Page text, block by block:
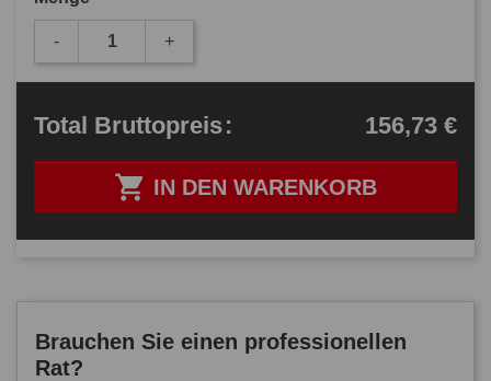
- +
 IN DEN WARENKORB
Total Bruttopreis: 156,73 €
Brauchen Sie einen professionellen
Rat?